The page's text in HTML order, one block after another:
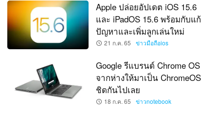
Apple ปล่อยอัปเดต iOS 15.6
และ iPadOS 15.6 พร้อมกับแก้
ปัญหาและเพิ่มลูกเล่นใหม่
21 ก.ค. 65 ข่าวมือถือios
Google รีแบรนด์ Chrome OS
จากห่างให้มาเป็น ChromeOS
ชิดกันไปเลย
18 ก.ค. 65 ข่าวnotebook